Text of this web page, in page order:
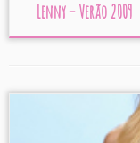
Lenny – Verão 2009